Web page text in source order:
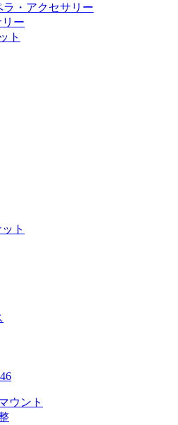
・アクセサリー
リー
ト
ト
ウント